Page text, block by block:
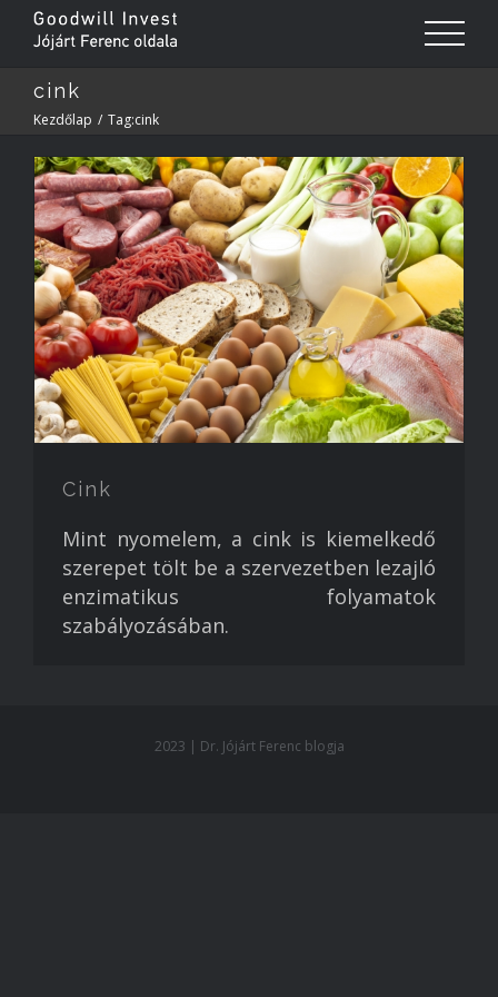
cink
Kezdőlap / Tag:cink
Cink
Mint nyomelem, a cink is kiemelkedő
szerepet tölt be a szervezetben lezajló
enzimatikus folyamatok
szabályozásában.
2023 | Dr. Jójárt Ferenc blogja